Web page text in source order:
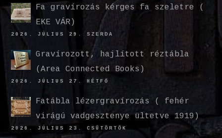
Fa gravírozás kérges fa szeletre (
EKE VÁR)
2026. JÚLIUS 29. SZERDA
Gravírozott, hajlított réztábla
(Area Connected Books)
2026. JÚLIUS 27. HÉTFŐ
Fatábla lézergravírozás ( fehér
virágú vadgesztenye ültetve 1919)
2026. JÚLIUS 23. CSÜTÖRTÖK